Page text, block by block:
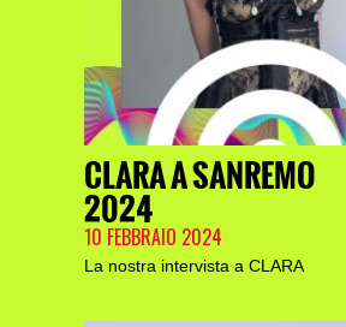
CLARA A SANREMO
2024
10 FEBBRAIO 2024
La nostra intervista a CLARA